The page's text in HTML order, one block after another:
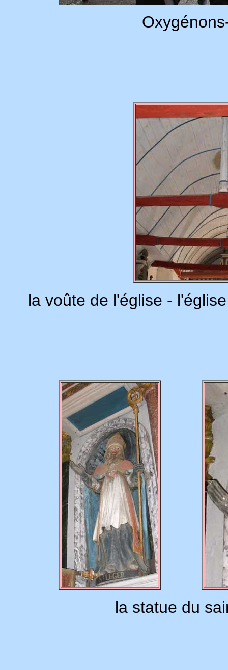
la voûte de l'église -
la statue du